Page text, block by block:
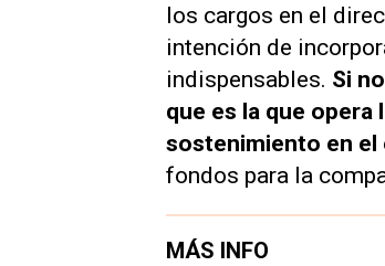
los cargos en el
intención de
indispensables. Si
que es la que
sostenimiento en el
fondos para la
MÁS INFO